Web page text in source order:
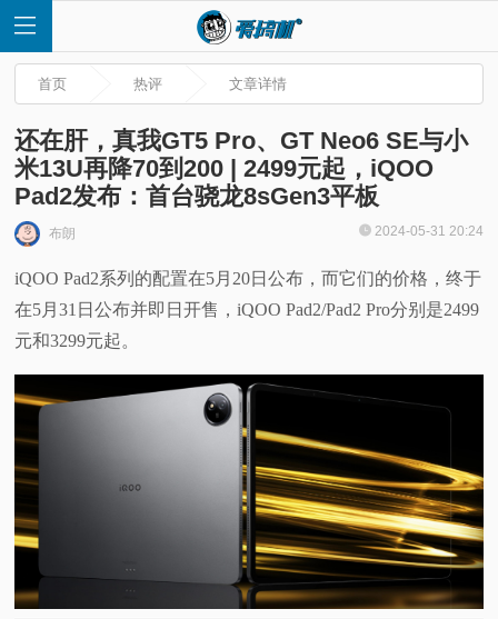
首
快
测
视
频
首页 热评 文章详情
还在肝，真我GT5 Pro、GT Neo6 SE与小
米13U再降70到200 | 2499元起，iQOO
Pad2发布：首台骁龙8sGen3平板
布朗 2024-05-31 20:24
iQOO Pad2系列的配置在5月20日公布，而它们的价格，终于
在5月31日公布并即日开售，iQOO Pad2/Pad2 Pro分别是2499
元和3299元起。